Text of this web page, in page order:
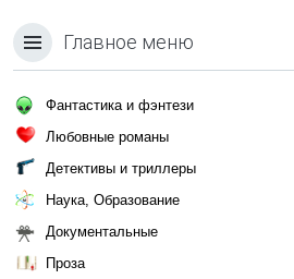
Главное меню
Фантастика и фэнтези
Любовные романы
Детективы и триллеры
Наука, Образование
Документальные
Проза